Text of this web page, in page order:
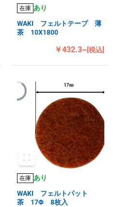
在庫 あり
WAKI フェルトテープ 薄
茶 10X1800
￥432.3~[税込]
在庫 あり
WAKI フェルトパット
茶 17Φ 8枚入